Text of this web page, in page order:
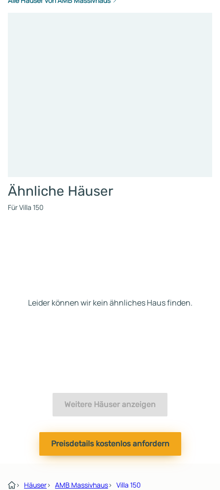
Ähnliche Häuser
Für Villa 150
Leider können wir kein ähnliches Haus finden.
Weitere Häuser anzeigen
Preisdetails kostenlos anfordern
› Häuser› AMB Massivhaus› Villa 150